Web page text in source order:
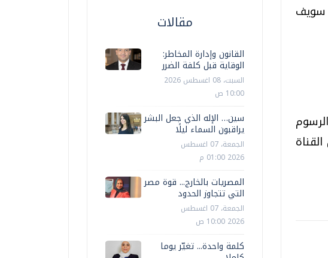
سويف
مقالات
القانون وإدارة المخاطر:
الوقاية قبل كلفة الضرر
السبت، 08 اغسطس 2026
10:00 ص
سين… الإله الذي جعل البشر
يراقبون السماء ليلًا
الجمعة، 07 اغسطس
2026 01:00 م
المصريات بالخارج... قوة مصر
التي تتجاوز الحدود
الجمعة، 07 اغسطس
2026 10:00 ص
كلمة واحدة... تغيّر يوما